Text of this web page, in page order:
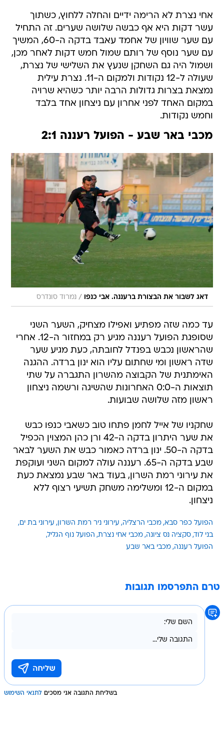
אחי נצרת לא הרימה ידיים והחלה ללחוץ, כשתוך
עשר דקות היא אף כבשה שלושה שערים. זה התחיל
עם שער שוויון של אחמד עאבד בדקה ה-60, המשיך
עם שער נוסף של רותם שמול חמש דקות לאחר מכן,
ושמול היה גם השחקן שנעץ את השלישי של נצרת,
שעולה ל-12 נקודות ולמקום ה-11. נצרת עילית
נמצאת בצרות גדולות הרבה יותר כשהיא שרויה
במקום האחד לפני אחרון עם ניצחון אחד בלבד
וחמש נקודות.
מכבי באר שבע - הפועל רעננה 2:1
דאג לשבור את הבצורת ברעננה. אבי כנפו / נמרוד סונדרס
עד כמה שזה מפתיע ואפילו מצחיק, השער השני
שסופגת הפועל רעננה מגיע רק במחזור ה-12. אחרי
שהראשון נכבש בפנדל לחובתה, כעת מגיע שער
שדה ראשון ומי שחתום עליו הוא ינון ברדה. ההגנה
האימתנית של הקבוצה מהשרון התגברה על שתי
תוצאות ה-0:0 האחרונות שהשיגה ורשמה ניצחון
ראשון מזה שלושה שבועות.
שחקניו של אייל לחמן פתחו טוב כשאבי כנפו כבש
את שער היתרון בדקה ה-42 ורן כהן המצוין הכפיל
בדקה ה-50. ינון ברדה כאמור כבש את השער לבאר
שבע בדקה ה-65. רעננה עולה למקום השני ועוקפת
את עירוני רמת השרון, בעוד באר שבע נמצאת כעת
במקום ה-12 ומשלימה משחק תשיעי רצוף ללא
ניצחון.
הפועל כפר סבא מכבי הרצליה עירוני ניר רמת השרון עירוני בת ים
בני לוד סקציה נס ציונה מכבי אחי נצרת הפועל נוף הגליל
הפועל רעננה מכבי באר שבע
טרם התפרסמו תגובות
בשליחת התגובה אני מסכים לתנאי השימוש